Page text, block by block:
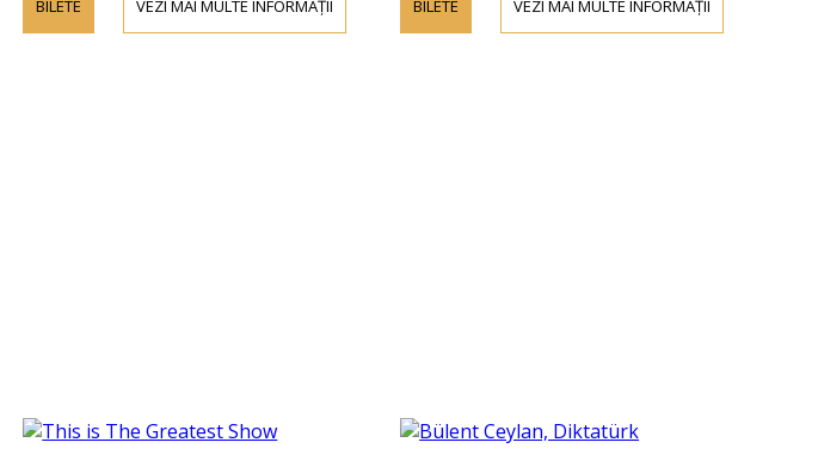
BILETE VEZI MAI MULTE INFORMAȚII BILETE VEZI MAI MULTE INFORMAȚII